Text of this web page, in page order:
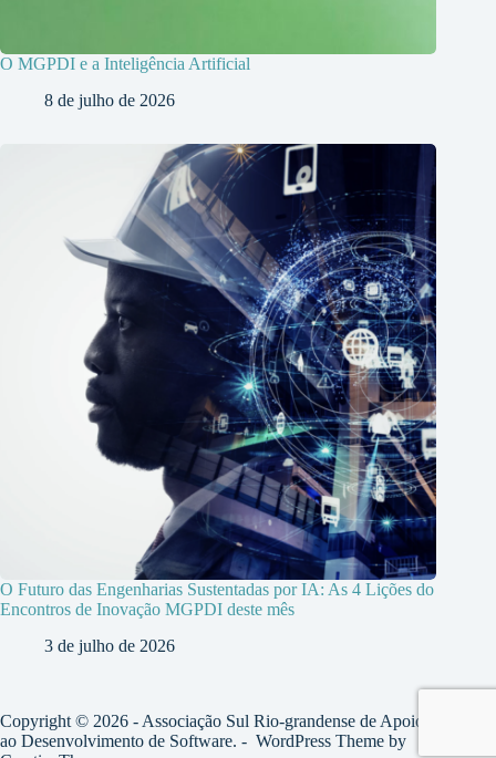
O MGPDI e a Inteligência Artificial
8 de julho de 2026
O Futuro das Engenharias Sustentadas por IA: As 4 Lições do
Encontros de Inovação MGPDI deste mês
3 de julho de 2026
Copyright © 2026 - Associação Sul Rio-grandense de Apoio
ao Desenvolvimento de Software. - WordPress Theme by